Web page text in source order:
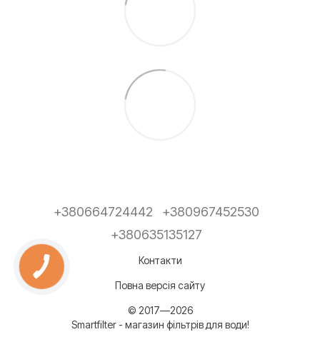
+380664724442
+380967452530
+380635135127
Контакти
Повна версія сайту
© 2017—2026
Smartfilter - магазин фільтрів для води!